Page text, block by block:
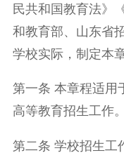
民共和国教育法》
和教育部、山东省
学校实际，制定本章
第一条 本章程适用
高等教育招生工作。
第二条 学校招生工